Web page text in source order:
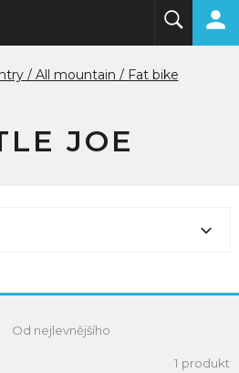
/ All mountain / Fat bike
JOE
Od nejlevnějšího
1 produkt